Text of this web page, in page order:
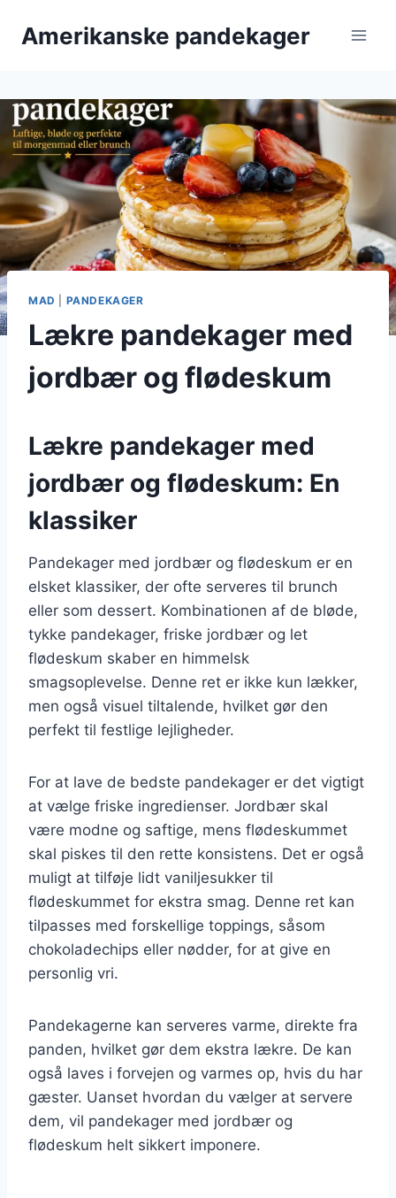
Amerikanske pandekager
MAD PANDEKAGER
Lækre pandekager med
jordbær og flødeskum
Lækre pandekager med
jordbær og flødeskum: En
klassiker
Pandekager med jordbær og flødeskum er en
elsket klassiker, der ofte serveres til brunch
eller som dessert. Kombinationen af de bløde,
tykke pandekager, friske jordbær og let
flødeskum skaber en himmelsk
smagsoplevelse. Denne ret er ikke kun lækker,
men også visuel tiltalende, hvilket gør den
perfekt til festlige lejligheder.
For at lave de bedste pandekager er det vigtigt
at vælge friske ingredienser. Jordbær skal
være modne og saftige, mens flødeskummet
skal piskes til den rette konsistens. Det er også
muligt at tilføje lidt vaniljesukker til
flødeskummet for ekstra smag. Denne ret kan
tilpasses med forskellige toppings, såsom
chokoladechips eller nødder, for at give en
personlig vri.
Pandekagerne kan serveres varme, direkte fra
panden, hvilket gør dem ekstra lækre. De kan
også laves i forvejen og varmes op, hvis du har
gæster. Uanset hvordan du vælger at servere
dem, vil pandekager med jordbær og
flødeskum helt sikkert imponere.